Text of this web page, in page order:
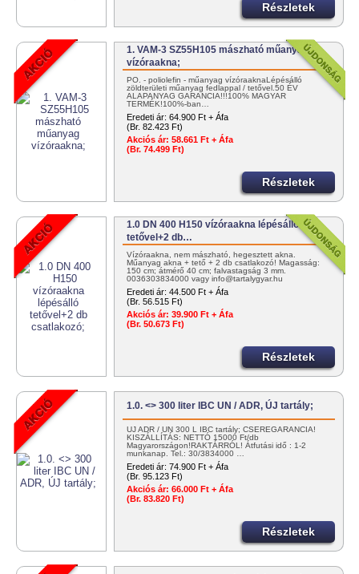
Részletek
1. VAM-3 SZ55H105 mászható műanyag
vízóraakna;
PO. - poliolefin - műanyag vízóraaknaLépésálló
zöldterületi műanyag fedlappal / tetővel.50 ÉV
ALAPANYAG GARANCIA!!!100% MAGYAR
TERMÉK!100%-ban…
Eredeti ár: 64.900 Ft + Áfa
(Br. 82.423 Ft)
Akciós ár: 58.661 Ft + Áfa
(Br. 74.499 Ft)
Részletek
1.0 DN 400 H150 vízóraakna lépésálló
tetővel+2 db…
Vízóraakna, nem mászható, hegesztett akna.
Műanyag akna + tető + 2 db csatlakozó! Magasság:
150 cm; átmérő 40 cm; falvastagság 3 mm.
0036303834000 vagy info@tartalygyar.hu
Eredeti ár: 44.500 Ft + Áfa
(Br. 56.515 Ft)
Akciós ár: 39.900 Ft + Áfa
(Br. 50.673 Ft)
Részletek
1.0. <> 300 liter IBC UN / ADR, ÚJ tartály;
ÚJ ADR / UN 300 L IBC tartály; CSEREGARANCIA!
KISZÁLLÍTÁS: NETTÓ 15000 Ft/db
Magyarországon!RAKTÁRRÓL! Átfutási idő : 1-2
munkanap. Tel.: 30/3834000 …
Eredeti ár: 74.900 Ft + Áfa
(Br. 95.123 Ft)
Akciós ár: 66.000 Ft + Áfa
(Br. 83.820 Ft)
Részletek